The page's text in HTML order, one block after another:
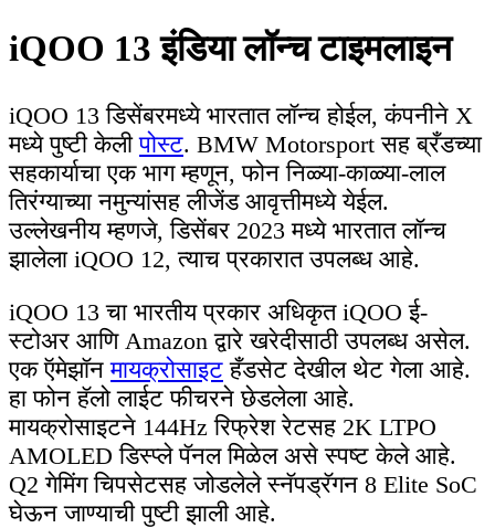
iQOO 13 इंडिया लॉन्च टाइमलाइन
iQOO 13 डिसेंबरमध्ये भारतात लॉन्च होईल, कंपनीने X
मध्ये पुष्टी केलीपोस्ट. BMW Motorsport सह ब्रँडच्या
सहकार्याचा एक भाग म्हणून, फोन निळ्या-काळ्या-लाल
तिरंग्याच्या नमुन्यांसह लीजेंड आवृत्तीमध्ये येईल.
उल्लेखनीय म्हणजे, डिसेंबर 2023 मध्ये भारतात लॉन्च
झालेला iQOO 12, त्याच प्रकारात उपलब्ध आहे.
iQOO 13 चा भारतीय प्रकार अधिकृत iQOO ई-
स्टोअर आणि Amazon द्वारे खरेदीसाठी उपलब्ध असेल.
एक ऍमेझॉनमायक्रोसाइट हँडसेट देखील थेट गेला आहे.
हा फोन हॅलो लाईट फीचरने छेडलेला आहे.
मायक्रोसाइटने 144Hz रिफ्रेश रेटसह 2K LTPO
AMOLED डिस्प्ले पॅनल मिळेल असे स्पष्ट केले आहे.
Q2 गेमिंग चिपसेटसह जोडलेले स्नॅपड्रॅगन 8 Elite SoC
घेऊन जाण्याची पुष्टी झाली आहे.